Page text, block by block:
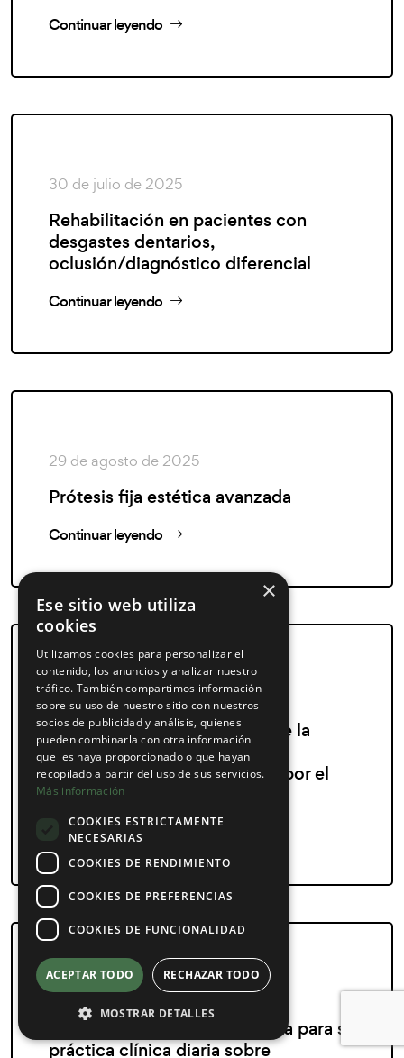
Continuar leyendo
30 de julio de 2025
Rehabilitación en pacientes con
desgastes dentarios,
oclusión/diagnóstico diferencial
Continuar leyendo
29 de agosto de 2025
Prótesis fija estética avanzada
Continuar leyendo
30 de julio de 2025
Actualización en el manejo de la
roncopatía crónica y apnea
obstructiva del sueño (AOS) por el
dentista en niños y adultos
Continuar leyendo
29 de agosto de 2025
¿Qué debería saber el dentista para su
práctica clínica diaria sobre
×
Ese sitio web utiliza
cookies
Utilizamos cookies para personalizar el
contenido, los anuncios y analizar nuestro
tráfico. También compartimos información
sobre su uso de nuestro sitio con nuestros
socios de publicidad y análisis, quienes
pueden combinarla con otra información
que les haya proporcionado o que hayan
recopilado a partir del uso de sus servicios.
Más información
COOKIES ESTRICTAMENTE
NECESARIAS
COOKIES DE RENDIMIENTO
COOKIES DE PREFERENCIAS
COOKIES DE FUNCIONALIDAD
ACEPTAR TODO RECHAZAR TODO
MOSTRAR DETALLES